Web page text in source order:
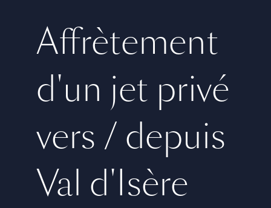
Affrètement
d'un jet privé
vers / depuis
Val d'Isère